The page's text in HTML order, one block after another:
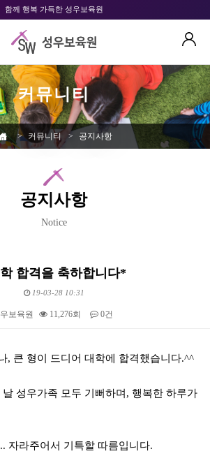
함께 행복 가득한 성우보육원
커뮤니티
> 커뮤니티 > 공지사항
공지사항
Notice
합격을 축하합니다*
19-03-28 10:31
보육원 11,276회 0건
, 큰 형이 드디어 대학에 합격했습니다.^^
성우가족 모두 기뻐하며, 행복한 하루가
자라주어서 기특할 따름입니다.